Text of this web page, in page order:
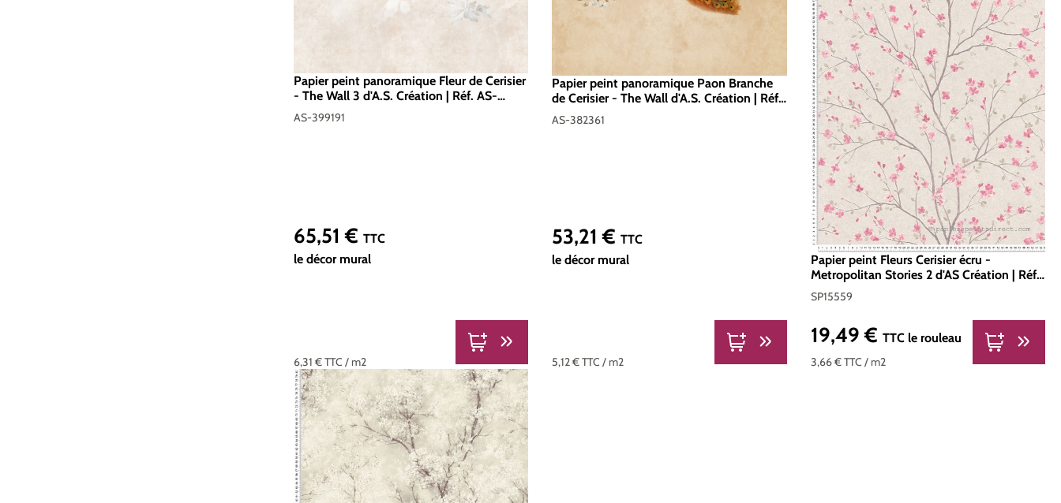
Papier peint panoramique Fleur de Cerisier
- The Wall 3 d'A.S. Création | Réf. AS-
399191
AS-399191
6,31 €TTC / m2
Prix régulier :
65,51 € TTC
le décor mural
Papier peint panoramique Paon Branche
de Cerisier - The Wall d'A.S. Création | Réf.
AS-382361
AS-382361
5,12 €TTC/ m2
Prix régulier :
53,21 €TTC
le décor mural
Papier peint Fleurs Cerisier écru -
Metropolitan Stories 2 d'AS Création | Réf.
SP15559
SP15559
3,66 €TTC / m2
Prix régulier :
19,49 € TTC le rouleau